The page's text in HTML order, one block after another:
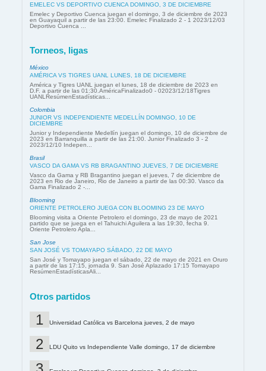
EMELEC VS DEPORTIVO CUENCA DOMINGO, 3 DE DICIEMBRE
Emelec y Deportivo Cuenca juegan el domingo, 3 de diciembre de 2023
en Guayaquil a partir de las 23:00. Emelec Finalizado 2 - 1 2023/12/03
Deportivo Cuenca ...
Torneos, ligas
México
AMÉRICA VS TIGRES UANL LUNES, 18 DE DICIEMBRE
América y Tigres UANL juegan el lunes, 18 de diciembre de 2023 en
D.F. a partir de las 01:30.AméricaFinalizado0 - 02023/12/18Tigres
UANLResúmenEstadísticas...
Colombia
JUNIOR VS INDEPENDIENTE MEDELLÍN DOMINGO, 10 DE
DICIEMBRE
Junior y Independiente Medellín juegan el domingo, 10 de diciembre de
2023 en Barranquilla a partir de las 21:00. Junior Finalizado 3 - 2
2023/12/10 Indepen...
Brasil
VASCO DA GAMA VS RB BRAGANTINO JUEVES, 7 DE DICIEMBRE
Vasco da Gama y RB Bragantino juegan el jueves, 7 de diciembre de
2023 en Rio de Janeiro, Rio de Janeiro a partir de las 00:30. Vasco da
Gama Finalizado 2 -...
Blooming
ORIENTE PETROLERO JUEGA CON BLOOMING 23 DE MAYO
Blooming visita a Oriente Petrolero el domingo, 23 de mayo de 2021
partido que se juega en el Tahuichi Aguilera a las 19:30, fecha 9.
Oriente Petrolero Apla...
San Jose
SAN JOSÉ VS TOMAYAPO SÁBADO, 22 DE MAYO
San José y Tomayapo juegan el sábado, 22 de mayo de 2021 en Oruro
a partir de las 17:15, jornada 9. San José Aplazado 17:15 Tomayapo
ResúmenEstadísticasAli...
Otros partidos
Universidad Católica vs Barcelona jueves, 2 de mayo
LDU Quito vs Independiente Valle domingo, 17 de diciembre